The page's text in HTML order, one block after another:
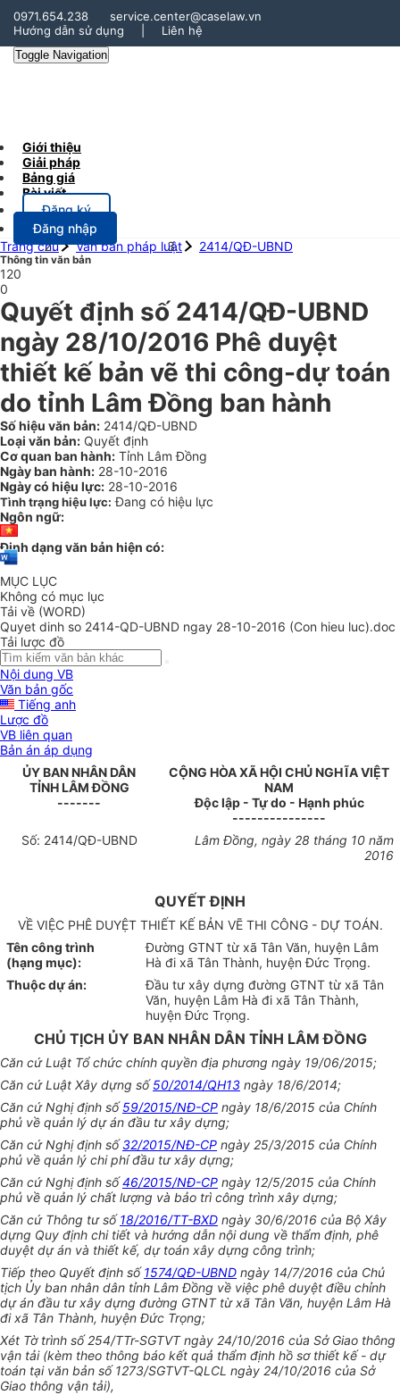
0971.654.238
service.center@caselaw.vn
Hướng dẫn sử dụng
Liên hệ
Toggle Navigation
Giới thiệu
Giải pháp
Bảng giá
Bài viết
Đăng ký
Đăng nhập
Trang chủ
Văn bản pháp luật 2414/QĐ-UBND
Thông tin văn bản
120
0
Quyết định số 2414/QĐ-UBND
ngày 28/10/2016 Phê duyệt
thiết kế bản vẽ thi công-dự toán
do tỉnh Lâm Đồng ban hành
Số hiệu văn bản: 2414/QĐ-UBND
Loại văn bản: Quyết định
Cơ quan ban hành: Tỉnh Lâm Đồng
Ngày ban hành: 28-10-2016
Ngày có hiệu lực: 28-10-2016
Tình trạng hiệu lực: Đang có hiệu lực
Ngôn ngữ:
Định dạng văn bản hiện có:
MỤC LỤC
Không có mục lục
Tải về (WORD)
Quyet dinh so 2414-QD-UBND ngay 28-10-2016 (Con hieu luc).doc
Tải lược đồ
Nội dung VB
Văn bản gốc
Tiếng anh
Lược đồ
VB liên quan
Bản án áp dụng
ỦY BAN NHÂN DÂN
TỈNHLÂM ĐỒNG
-------
CỘNG HÒA XÃ HỘI CHỦ NGHĨA VIỆT
NAM
Độc lập - Tự do - Hạnh phúc
---------------
Số: 2414/QĐ-UBND Lâm Đồng, ngày 28 tháng 10 năm
2016
QUYẾT ĐỊNH
VỀ VIỆC PHÊ DUYỆT THIẾT KẾ BẢN VẼ THI CÔNG - DỰ TOÁN.
Tên công trình
(hạng mục):
Đường GTNT từ xã Tân Văn, huyện Lâm
Hà đi xã Tân Thành, huyện Đức Trọng.
Thuộc dự án:
Đầu tư xây dựng đường GTNT từ xã Tân
Văn, huyện Lâm Hà đi xã Tân Thành,
huyện Đức Trọng.
CHỦ TỊCH ỦY BAN NHÂN DÂN TỈNH LÂM ĐỒNG
Căn cứ Luật Tổ chức chính quyền địa phương ngày 19/06/2015;
Căn cứ Luật Xây dựng số50/2014/QH13 ngày 18/6/2014;
Căn cứ Nghị định số59/2015/NĐ-CP ngày 18/6/2015 của Chính
phủ về quản lý dự án đầu tư xây dựng;
Căn cứ Nghị định số32/2015/NĐ-CP ngày 25/3/2015 của Chính
phủ về quản lý chi phí đầu tư xây dựng;
Căn cứ Nghị định số46/2015/NĐ-CP ngày 12/5/2015 của Chính
phủ về quản lý chất lượng và bảo trì công trình xây dựng;
Căn cứ Thông tư số18/2016/TT-BXD ngày 30/6/2016 của Bộ Xây
dựng Quy định chi tiết và hướng dẫn nội dung về thẩm định, phê
duyệt dự án và thiết kế, dự toán xây dựng công trình;
Tiếp theo Quyết định số1574/QĐ-UBND ngày 14/7/2016 của Chủ
tịch Ủy ban nhân dân tỉnh Lâm Đồng về việc phê duyệt điều chỉnh
dự án đầu tư xây dựng đường GTNT từ xã Tân Văn, huyện Lâm Hà
đi xã Tân Thành, huyện Đức Trọng;
Xét Tờ trình số 254/TTr-SGTVT ngày 24/10/2016 của Sở Giao thông
vận tải (kèm theo thông báo kết quả thẩm định hồ sơ thiết kế - dự
toán tại văn bản số 1273/SGTVT-QLCL ngày 24/10/2016 của Sở
Giao thông vận tải),